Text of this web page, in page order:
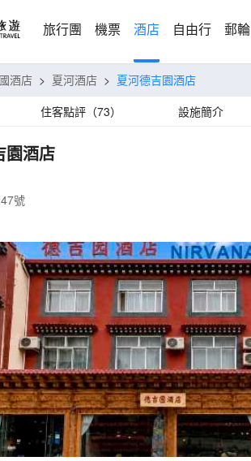
旅行團 機票 酒店 自由行 郵輪
酒店 > 夏河酒店 > 夏河德吉園酒店
住客點評（73） 設施簡介
園酒店
號